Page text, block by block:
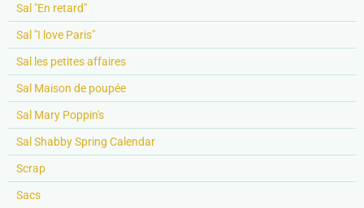
Sal "En retard"
Sal "I love Paris"
Sal les petites affaires
Sal Maison de poupée
Sal Mary Poppin's
Sal Shabby Spring Calendar
Scrap
Sacs